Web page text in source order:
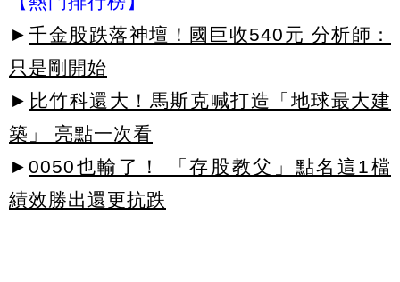
► 千金股跌落神壇！國巨收540元 分析師：
只是剛開始
► 比竹科還大！馬斯克喊打造「地球最大建
築」 亮點一次看
► 0050也輸了！ 「存股教父」點名這1檔
績效勝出還更抗跌